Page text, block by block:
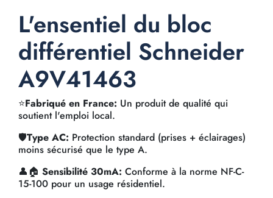
L'ensentiel du bloc
différentiel Schneider
A9V41463
⭐Fabriqué en France: Un produit de qualité qui
soutient l'emploi local.
🛡️Type AC: Protection standard (prises + éclairages)
moins sécurisé que le type A.
👤🏠 Sensibilité 30mA: Conforme à la norme NF-C-
15-100 pour un usage résidentiel.